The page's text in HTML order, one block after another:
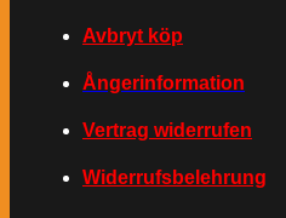
Avbryt köp
Ångerinformation
Vertrag widerrufen
Widerrufsbelehrung